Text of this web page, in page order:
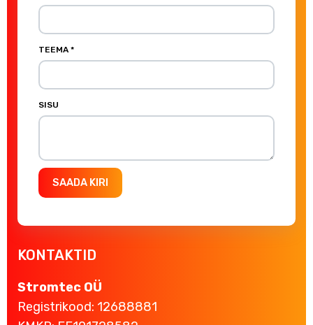
TEEMA *
SISU
KONTAKTID
Stromtec OÜ
Registrikood: 12688881